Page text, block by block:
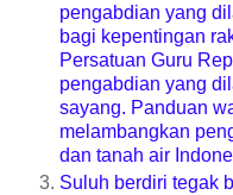
pengabdian yang
bagi kepentingan
Persatuan Guru
pengabdian yang
sayang. Panduan
melambangkan
dan tanah air
Suluh berdiri tegak